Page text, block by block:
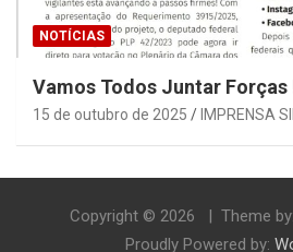
NOTÍCIAS
Vamos Todos Juntar Forças
15 de outubro de 2025 IMPRENSA
Copyright © 2026 Theme by:
Proudly Powered by: